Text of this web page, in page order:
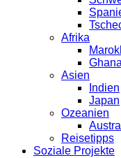
Afrika
Ghana
Asien
Indien
Japan
Ozeanien
Reisetipps
Soziale Projekte